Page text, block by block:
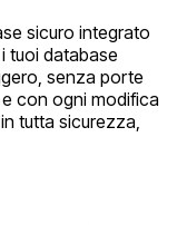
sicuro integrato
tuoi database
senza porte
con ogni modifica
tutta sicurezza,